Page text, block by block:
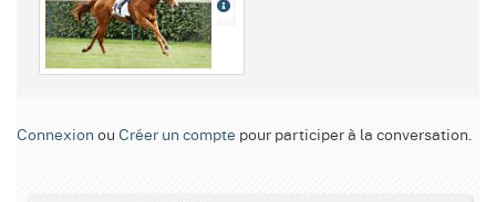
Connexion ou Créer un compte pour participer à la conversation.